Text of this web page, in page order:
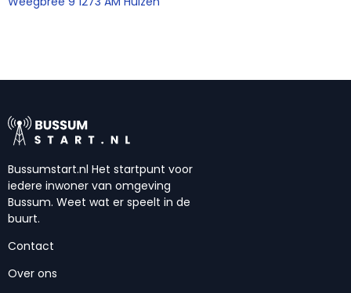
Bussumstart.nl Het startpunt voor
iedere inwoner van omgeving
Bussum. Weet wat er speelt in de
buurt.
Contact
Over ons